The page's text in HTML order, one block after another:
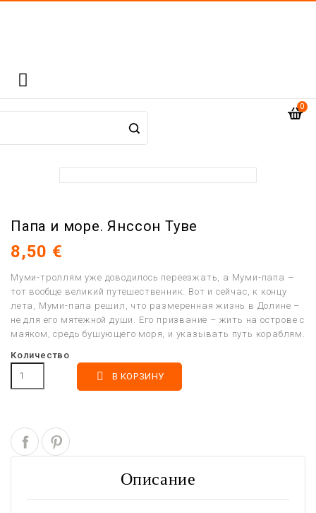

0
Папа и море. Янссон Туве
8,50 €
Муми-троллям уже доводилось переезжать, а Муми-папа –
тот вообще великий путешественник. Вот и сейчас, к концу
лета, Муми-папа решил, что размеренная жизнь в Долине –
не для его мятежной души. Его призвание – жить на острове с
маяком, средь бушующего моря, и указывать путь кораблям.
Количество
 В КОРЗИНУ
Описание